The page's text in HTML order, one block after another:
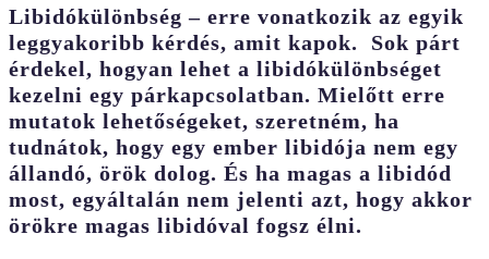
Libidókülönbség – erre vonatkozik az egyik
leggyakoribb kérdés, amit kapok. Sok párt
érdekel, hogyan lehet a libidókülönbséget
kezelni egy párkapcsolatban. Mielőtt erre
mutatok lehetőségeket, szeretném, ha
tudnátok, hogy egy ember libidója nem egy
állandó, örök dolog. És ha magas a libidód
most, egyáltalán nem jelenti azt, hogy akkor
örökre magas libidóval fogsz élni.